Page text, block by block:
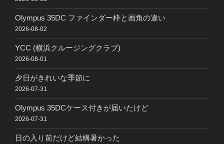
Olympus 35DC ファインダー枠と画角の違い
2026-08-02
YCC (横浜クルージングクラブ)
2026-08-01
夕日がきれいな季節に
2026-07-31
Olympus 35DCケース付きが届いたけど
2026-07-31
日の入り前だけど結構暑かった